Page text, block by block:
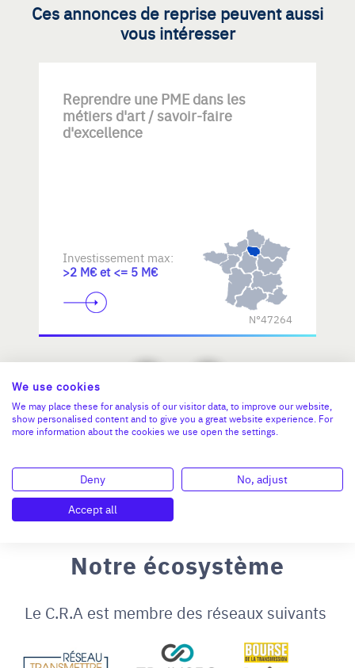
Ces annonces de reprise peuvent aussi
vous intéresser
Reprendre une PME dans les
métiers d'art / savoir-faire
d'excellence
Investissement max:
>2 M€ et <= 5 M€
N°47264
Notre écosystème
Le C.R.A est membre des réseaux suivants
We use cookies
We may place these for analysis of our visitor data, to improve our website,
show personalised content and to give you a great website experience. For
more information about the cookies we use open the settings.
Deny
No, adjust
Accept all